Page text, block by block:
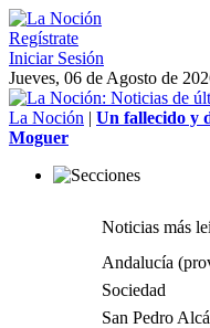
Regístrate
Iniciar Sesión
Jueves, 06 de Agosto de
La Noción | Un fallecido y
Moguer
Noticias más
Andalucía
Sociedad
San Pedro